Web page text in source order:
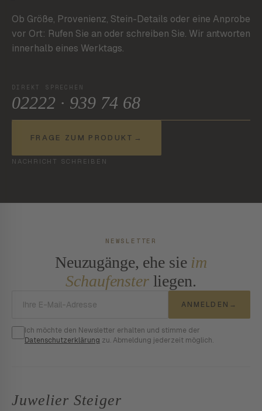
Ob Größe, Provenienz, Stein-Details oder eine Anprobe
vor Ort: Rufen Sie an oder schreiben Sie. Wir antworten
innerhalb eines Werktags.
DIREKT SPRECHEN
02222 · 939 74 68
FRAGE ZUM PRODUKT →
NACHRICHT SCHREIBEN
NEWSLETTER
Neuzugänge, ehe sie im
Schaufensterliegen.
ANMELDEN →
Ich möchte den Newsletter erhalten und stimme der
Datenschutzerklärung zu. Abmeldung jederzeit möglich.
Juwelier Steiger